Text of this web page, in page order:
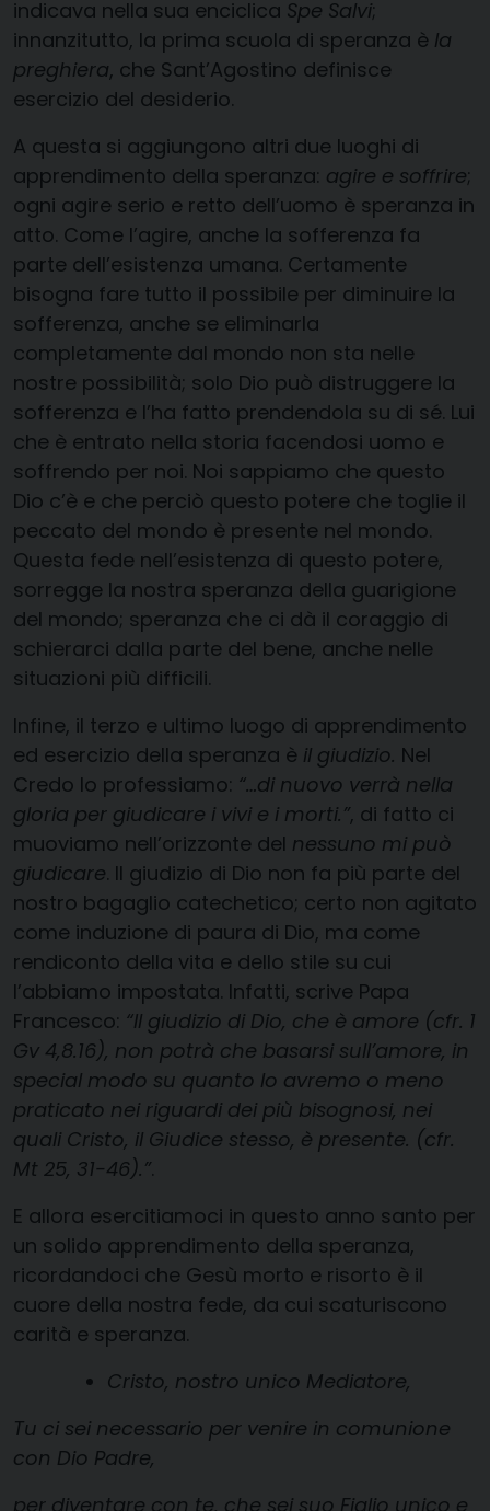
indicava nella sua enciclica Spe Salvi;
innanzitutto, la prima scuola di speranza è la
preghiera, che Sant’Agostino definisce
esercizio del desiderio.
A questa si aggiungono altri due luoghi di
apprendimento della speranza: agire e soffrire;
ogni agire serio e retto dell’uomo è speranza in
atto. Come l’agire, anche la sofferenza fa
parte dell’esistenza umana. Certamente
bisogna fare tutto il possibile per diminuire la
sofferenza, anche se eliminarla
completamente dal mondo non sta nelle
nostre possibilità; solo Dio può distruggere la
sofferenza e l’ha fatto prendendola su di sé. Lui
che è entrato nella storia facendosi uomo e
soffrendo per noi. Noi sappiamo che questo
Dio c’è e che perciò questo potere che toglie il
peccato del mondo è presente nel mondo.
Questa fede nell’esistenza di questo potere,
sorregge la nostra speranza della guarigione
del mondo; speranza che ci dà il coraggio di
schierarci dalla parte del bene, anche nelle
situazioni più difficili.
Infine, il terzo e ultimo luogo di apprendimento
ed esercizio della speranza è il giudizio. Nel
Credo lo professiamo: “…di nuovo verrà nella
gloria per giudicare i vivi e i morti.”, di fatto ci
muoviamo nell’orizzonte del nessuno mi può
giudicare. Il giudizio di Dio non fa più parte del
nostro bagaglio catechetico; certo non agitato
come induzione di paura di Dio, ma come
rendiconto della vita e dello stile su cui
l’abbiamo impostata. Infatti, scrive Papa
Francesco: “Il giudizio di Dio, che è amore (cfr. 1
Gv 4,8.16), non potrà che basarsi sull’amore, in
special modo su quanto lo avremo o meno
praticato nei riguardi dei più bisognosi, nei
quali Cristo, il Giudice stesso, è presente. (cfr.
Mt 25, 31-46).”.
E allora esercitiamoci in questo anno santo per
un solido apprendimento della speranza,
ricordandoci che Gesù morto e risorto è il
cuore della nostra fede, da cui scaturiscono
carità e speranza.
Cristo, nostro unico Mediatore,
Tu ci sei necessario per venire in comunione
con Dio Padre,
per diventare con te, che sei suo Figlio unico e